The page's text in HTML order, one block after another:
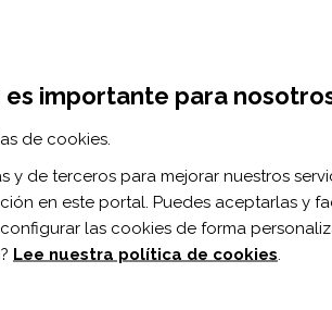
vol. 105 n. 5
versus standard care in
a single blinded
N.
importante para
de cookies.
y de terceros para mejorar nuestros
en este portal. Puedes aceptarlas y
las cookies de forma
Lee nuestra política de cookies